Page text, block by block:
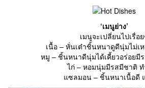
‘เมนูย่าง’
เมนูจะเปลี่ยนไปเรื่อ
เนื้อ – หั่นเต๋าชิ้นหนาดูดีนุ่มไม่เ
หมู – ชิ้นหนาดีนุ่มได้เคี้ยวอร่อยมี
ไก่ – หอมนุ่มมีรสมีชาติ ท
แซลมอน – ชิ้นหนาเนื้อดี